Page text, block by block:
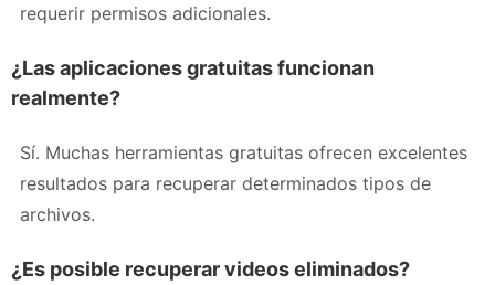
requerir permisos adicionales.
¿Las aplicaciones gratuitas funcionan
realmente?
Sí. Muchas herramientas gratuitas ofrecen excelentes
resultados para recuperar determinados tipos de
archivos.
¿Es posible recuperar videos eliminados?